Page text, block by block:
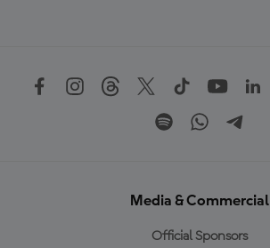
Media & Commercial
Official Sponsors